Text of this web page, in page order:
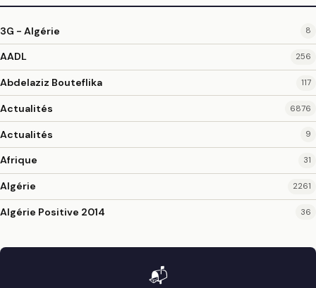
3G - Algérie 8
AADL 256
Abdelaziz Bouteflika 117
Actualités 6876
Actualités 9
Afrique 31
Algérie 2261
Algérie Positive 2014 36
📬